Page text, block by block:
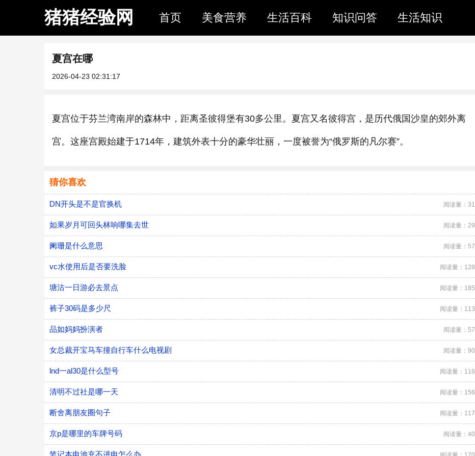
猪猪经验网 首页 美食营养 生活百科 知识问答 生活知识
夏宫在哪
2026-04-23 02:31:17
夏宫位于芬兰湾南岸的森林中，距离圣彼得堡有30多公里。夏宫又名彼得宫，是历代俄国沙皇的郊外离
宫。这座宫殿始建于1714年，建筑外表十分的豪华壮丽，一度被誉为“俄罗斯的凡尔赛”。
猜你喜欢
DN开头是不是官换机 阅读量：31
如果岁月可回头林响哪集去世 阅读量：29
阑珊是什么意思 阅读量：57
vc水使用后是否要洗脸 阅读量：128
塘沽一日游必去景点 阅读量：185
裤子30码是多少尺 阅读量：113
品如妈妈扮演者 阅读量：57
女总裁开宝马车撞自行车什么电视剧 阅读量：90
lnd一al30是什么型号 阅读量：116
清明不过社是哪一天 阅读量：156
断舍离朋友圈句子 阅读量：117
京p是哪里的车牌号码 阅读量：40
笔记本电池充不进电怎么办